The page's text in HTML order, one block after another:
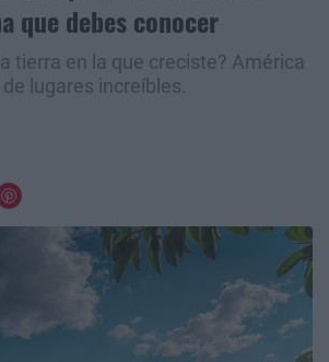
que debes conocer
tierra en la que creciste? América
lugares increíbles.